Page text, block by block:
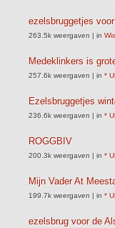
ezelsbruggetjes
263.5k weergaven | in
Medeklinkers is
257.6k weergaven | in *
Ezelsbruggetjes
236.6k weergaven | in *
ROGGBIV
200.3k weergaven | in *
Mijn Vader At
199.7k weergaven | in *
ezelsbrug voor de